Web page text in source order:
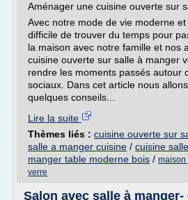
Aménager une cuisine ouverte sur
Avec notre mode de vie moderne
difficile de trouver du temps pour
la maison avec notre famille et nos
cuisine ouverte sur salle à manger
rendre les moments passés autour
sociaux. Dans cet article nous
quelques conseils...
Lire la suite
Thèmes liés : cuisine ouverte sur
salle a manger cuisine / cuisine
manger table moderne bois / maison
verre
Salon avec salle à manger-